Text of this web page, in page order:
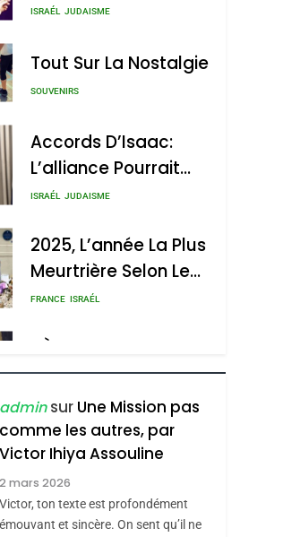
Nouvelle Chanson De
ISRAÉL JUDAISME
Tout Sur La Nostalgie
SOUVENIRS
Accords D’Isaac:
L’alliance Pourrait
S’étendre À 13 Pays
ISRAÉL JUDAISME
2025, L’année La Plus
Meurtrière Selon Le
Rapport D’ADL
FRANCE ISRAÉL
FIÈRE, DIGNE ET
RÉSILIENTE :
POURQUOI JE
REVENDIQUE MA
JUDAÏTE Par Thérèse
Zrihen-Dvir
ISRAÉL JUDAISME
CE QUI NOUS
MANQUE – Jacques
Hadida
JUDAISME
adminsur Une Mission pas
comme les autres, par
Victor Ihiya Assouline
2 mars 2026
Victor, ton texte est profondément
émouvant et sincère. On sent qu’il ne